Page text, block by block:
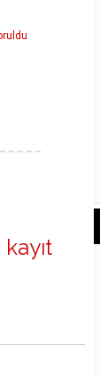
kayıt